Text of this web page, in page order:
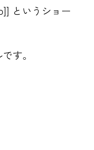
というショー
す。